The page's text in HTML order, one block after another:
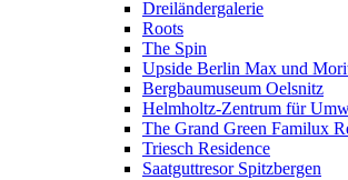
Dreiländergalerie
Roots
The Spin
Upside Berlin Max und
Bergbaumuseum Oelsnitz
Helmholtz-Zentrum für
The Grand Green Familux
Triesch Residence
Saatguttresor Spitzbergen